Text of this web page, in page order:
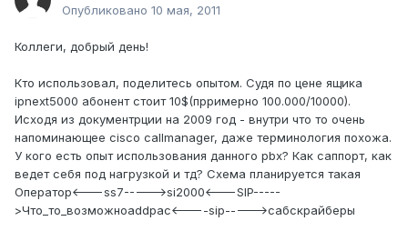
Опубликовано 10 мая, 2011
Коллеги, добрый день!
Кто использовал, поделитесь опытом. Судя по цене ящика
ipnext5000 абонент стоит 10$(прримерно 100.000/10000).
Исходя из документрции на 2009 год - внутри что то очень
напоминающее cisco callmanager, даже терминология похожа.
У кого есть опыт использования данного pbx? Как саппорт, как
ведет себя под нагрузкой и тд? Схема планируется такая
Оператор<---ss7----->si2000<---SIP-----
>Что_то_возможноaddpac<----sip----->сабскрайберы